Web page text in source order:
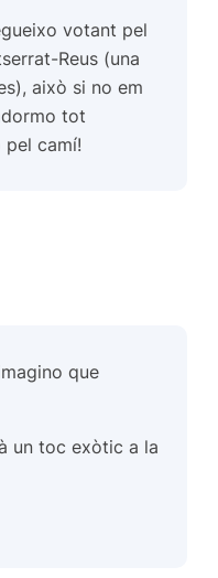
votant pel
Reus (una
això si no em
tot
camí!
que
un toc exòtic a la